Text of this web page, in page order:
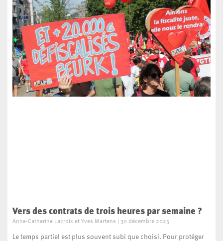
Vers des contrats de trois heures par semaine ?
Anne-Catherine Lacroix et Yves Martens 30 décembre 2025
Le temps partiel est plus souvent subi que choisi. Pour protéger